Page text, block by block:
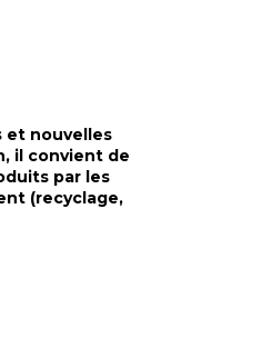
et nouvelles
il convient de
par les
(recyclage,